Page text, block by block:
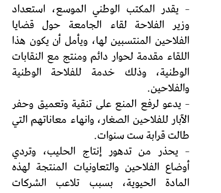
– يقدر المكتب الوطني الموسع، استعداد
وزير الفلاحة لقاء الجامعة حول قضايا
الفلاحين المنتسبين لها، ويأمل أن يكون هذا
اللقاء مقدمة لحوار دائم ومنتج مع النقابات
الوطنية، وذلك خدمة للفلاحة الوطنية
والفلاحين.
– يدعو لرفع المنع على تنقية وتعميق وحفر
الآبار للفلاحين الصغار، وانهاء معاناتهم التي
طالت قرابة ست سنوات.
– يحذر من تدهور إنتاج الحليب، وتردي
أوضاع الفلاحين والتعاونيات المنتجة لهذه
المادة الحيوية، بسبب تلاعب الشركات